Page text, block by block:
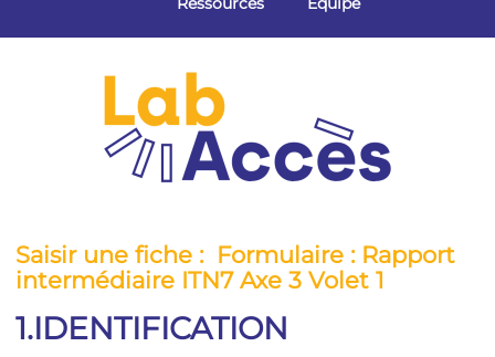
Saisir une fiche : Formulaire : Rapport
intermédiaire ITN7 Axe 3 Volet 1
1.IDENTIFICATION